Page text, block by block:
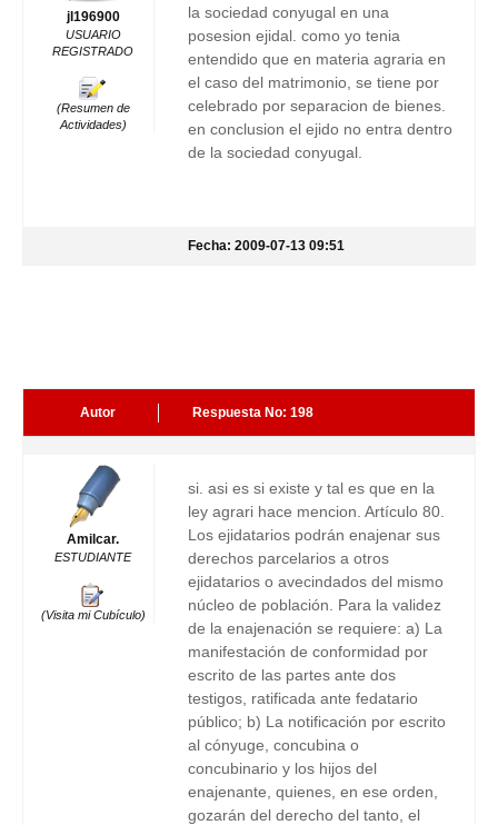
jl196900
USUARIO
REGISTRADO
(Resumen de
Actividades)
la sociedad conyugal en una
posesion ejidal. como yo tenia
entendido que en materia agraria en
el caso del matrimonio, se tiene por
celebrado por separacion de bienes.
en conclusion el ejido no entra dentro
de la sociedad conyugal.
Fecha: 2009-07-13 09:51
Autor Respuesta No: 198
Amilcar.
ESTUDIANTE
(Visita mi Cubículo)
si. asi es si existe y tal es que en la
ley agrari hace mencion. Artículo 80.
Los ejidatarios podrán enajenar sus
derechos parcelarios a otros
ejidatarios o avecindados del mismo
núcleo de población. Para la validez
de la enajenación se requiere: a) La
manifestación de conformidad por
escrito de las partes ante dos
testigos, ratificada ante fedatario
público; b) La notificación por escrito
al cónyuge, concubina o
concubinario y los hijos del
enajenante, quienes, en ese orden,
gozarán del derecho del tanto, el